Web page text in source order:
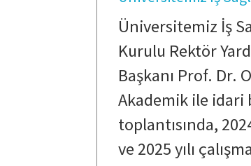
Üniversitemiz İş
Kurulu Rektör
Başkanı Prof. Dr.
Akademik ile
toplantısında,
ve 2025 yılı